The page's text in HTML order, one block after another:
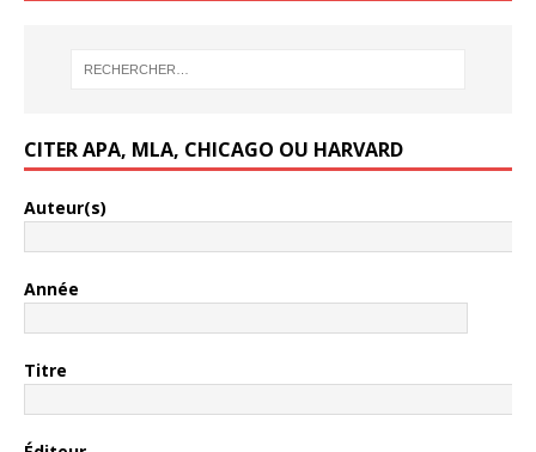
CITER APA, MLA, CHICAGO OU HARVARD
Auteur(s)
Année
Titre